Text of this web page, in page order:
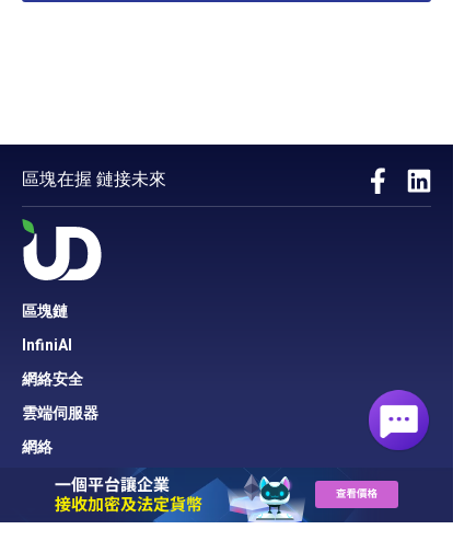
區塊在握 鏈接未來
區塊鏈
InfiniAI
網絡安全
雲端伺服器
網絡
雲端寄存